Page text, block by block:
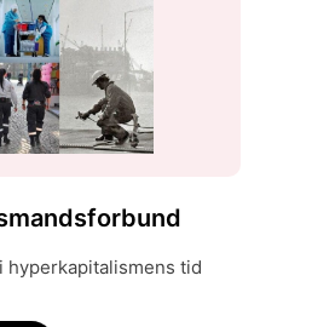
i hyperkapitalismens tid